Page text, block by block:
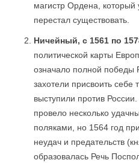
магистр Ордена,
перестал существовать.
Ничейный, с 1561 по
политической карты
означало полной победы
захотели присвоить себе
выступили против
провело несколько
поляками, но 1564 год
неудач и предательств
образовалась Речь